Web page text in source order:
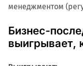
менеджментом
Бизнес-
выигрывает,